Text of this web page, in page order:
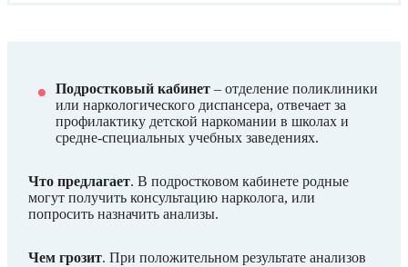
Подростковый кабинет – отделение поликлиники
или наркологического диспансера, отвечает за
профилактику детской наркомании в школах и
средне-специальных учебных заведениях.
Что предлагает. В подростковом кабинете родные
могут получить консультацию нарколога, или
попросить назначить анализы.
Чем грозит. При положительном результате анализов